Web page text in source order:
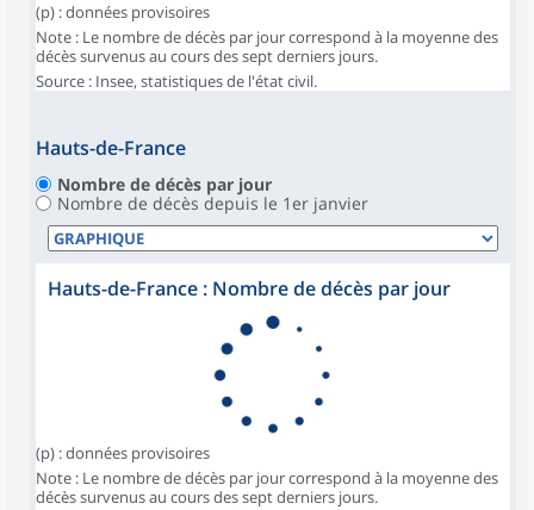
(p) : données provisoires
Note : Le nombre de décès par jour correspond à la moyenne des
décès survenus au cours des sept derniers jours.
Source : Insee, statistiques de l'état civil.
Hauts-de-France
Nombre de décès par jour
Nombre de décès depuis le 1er janvier
Hauts-de-France : Nombre de décès par jour
(p) : données provisoires
Note : Le nombre de décès par jour correspond à la moyenne des
décès survenus au cours des sept derniers jours.